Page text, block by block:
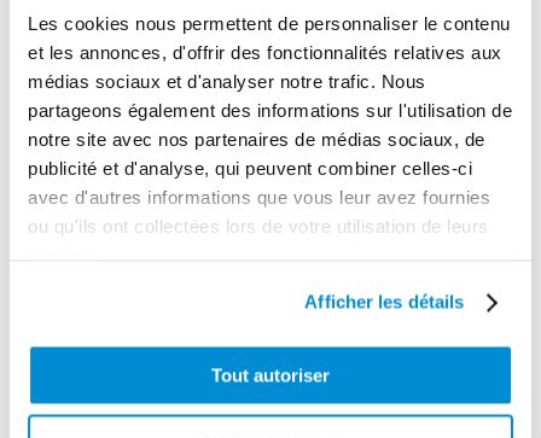
Les cookies nous permettent de personnaliser le contenu
et les annonces, d'offrir des fonctionnalités relatives aux
médias sociaux et d'analyser notre trafic. Nous
partageons également des informations sur l'utilisation de
notre site avec nos partenaires de médias sociaux, de
publicité et d'analyse, qui peuvent combiner celles-ci
avec d'autres informations que vous leur avez fournies
ou qu'ils ont collectées lors de votre utilisation de leurs
Afficher les détails
Tout autoriser
Groupe
Pivot
special AdBlue